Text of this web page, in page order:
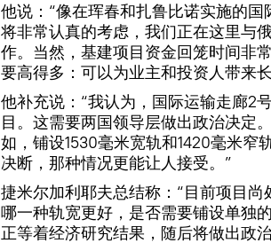
他说：“像在珲春和扎鲁比诺实施的
将非常认真的考虑，我们正在这里与
作。当然，基建项目资金回笼时间非
要高得多：可以为业主和投资人带来
他补充说：“我认为，国际运输走廊2
目。这需要两国领导层做出政治决定
如，铺设1530毫米宽轨和1420毫米
决断，那种情况更能让人接受。”
捷米尔加利耶夫总结称：“目前项目
哪一种轨宽更好，是否需要铺设单独
正等着经济研究结果，随后将做出政